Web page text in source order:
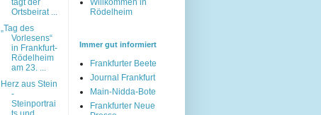
tagt der
Ortsbeirat ...
„Tag des
Vorlesens“
in Frankfurt-
Rödelheim
am 23. ...
Herz aus Stein
-
Steinportrai
Willkommen in
Rödelheim
Immer gut informiert
Frankfurter Beete
Journal Frankfurt
Main-Nidda-Bote
Frankfurter Neue